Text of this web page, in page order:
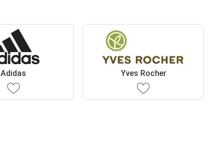
Adidas Yves Rocher